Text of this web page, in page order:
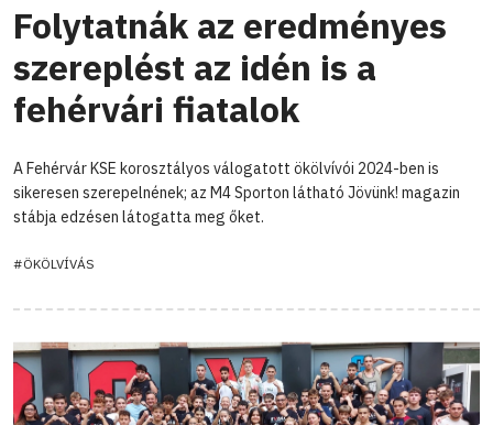
Folytatnák az eredményes
szereplést az idén is a
fehérvári fiatalok
A Fehérvár KSE korosztályos válogatott ökölvívói 2024-ben is
sikeresen szerepelnének; az M4 Sporton látható Jövünk! magazin
stábja edzésen látogatta meg őket.
#ÖKÖLVÍVÁS